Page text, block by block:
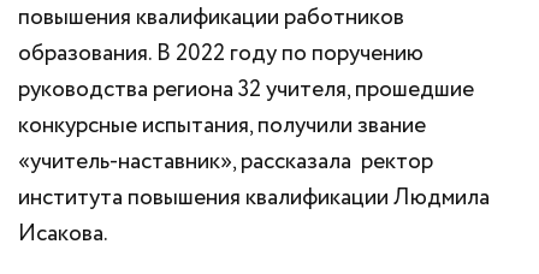
повышения квалификации работников
образования. В 2022 году по поручению
руководства региона 32 учителя, прошедшие
конкурсные испытания, получили звание
«учитель-наставник», рассказала ректор
института повышения квалификации Людмила
Исакова.